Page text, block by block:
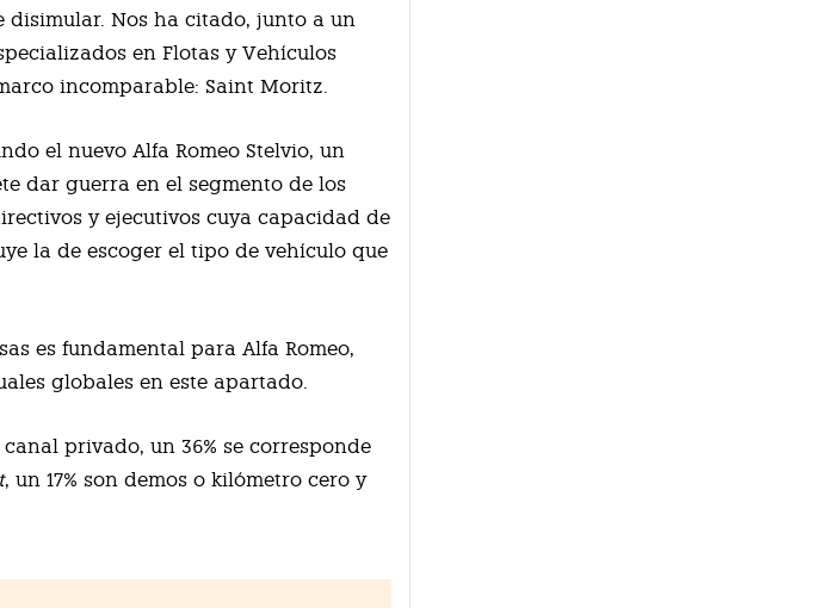
disimular. Nos ha citado, junto a un
en Flotas y Vehículos
incomparable: Saint Moritz.
el nuevo Alfa Romeo Stelvio, un
dar guerra en el segmento de los
y ejecutivos cuya capacidad de
la de escoger el tipo de vehículo que
es fundamental para Alfa Romeo,
globales en este apartado.
canal privado, un 36% se corresponde
, un 17% son demos o kilómetro cero y